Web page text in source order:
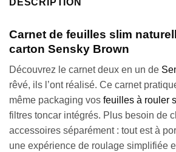
Carnet de feuilles slim
carton Sensky Brown
Découvrez le carnet deux en un de
rêvé, ils l’ont réalisé. Ce carnet
même packaging vos feuilles à rouler
filtres toncar intégrés. Plus besoin de
accessoires séparément : tout est à
une expérience de roulage simplifiée